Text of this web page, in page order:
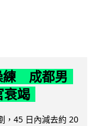
練 成都男
衰竭
，45 日內減去約 20